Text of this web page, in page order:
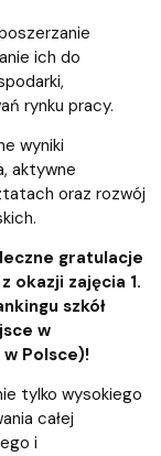
ich do
rynku pracy.
wyniki
aktywne
oraz rozwój
gratulacje
okazji zajęcia 1.
szkół
w
Polsce)!
tylko wysokiego
całej
i